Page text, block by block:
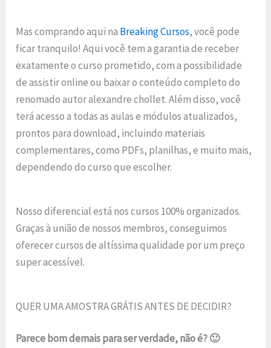
Mas comprando aqui na Breaking Cursos, você pode
ficar tranquilo! Aqui você tem a garantia de receber
exatamente o curso prometido, com a possibilidade
de assistir online ou baixar o conteúdo completo do
renomado autor alexandre chollet. Além disso, você
terá acesso a todas as aulas e módulos atualizados,
prontos para download, incluindo materiais
complementares, como PDFs, planilhas, e muito mais,
dependendo do curso que escolher.
Nosso diferencial está nos cursos 100% organizados.
Graças à união de nossos membros, conseguimos
oferecer cursos de altíssima qualidade por um preço
super acessível.
QUER UMA AMOSTRA GRÁTIS ANTES DE DECIDIR?
Parece bom demais para ser verdade, não é? 🙂